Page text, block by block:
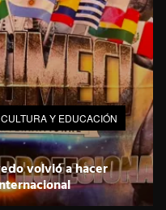
Y EDUCACIÓN
volvió a hacer